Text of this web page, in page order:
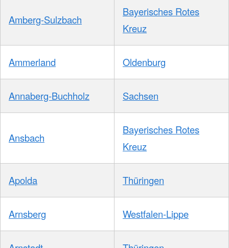
Amberg-Sulzbach
Bayerisches Rotes
Kreuz
Ammerland Oldenburg
Annaberg-Buchholz Sachsen
Ansbach
Bayerisches Rotes
Kreuz
Apolda Thüringen
Arnsberg Westfalen-Lippe